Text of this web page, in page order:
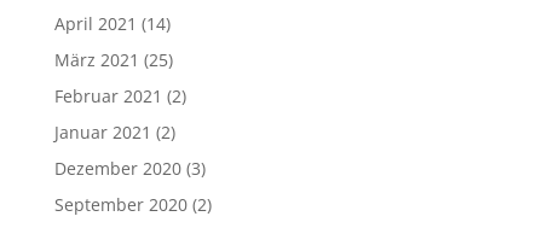
April 2021 (14)
März 2021 (25)
Februar 2021 (2)
Januar 2021 (2)
Dezember 2020(3)
September 2020(2)